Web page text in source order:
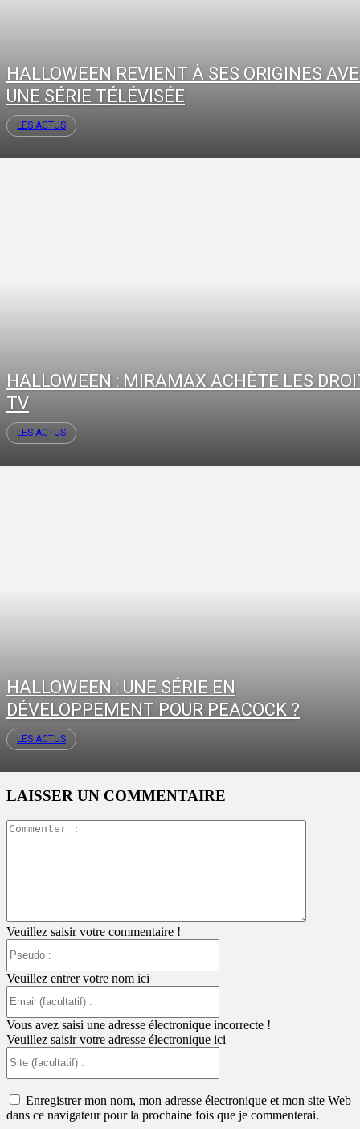
HALLOWEEN REVIENT À SES ORIGINES
UNE SÉRIE TÉLÉVISÉE
LES ACTUS
HALLOWEEN : MIRAMAX ACHÈTE LES
TV
LES ACTUS
HALLOWEEN : UNE SÉRIE EN
DÉVELOPPEMENT POUR PEACOCK ?
LES ACTUS
LAISSER UN COMMENTAIRE
Veuillez saisir votre commentaire !
Veuillez entrer votre nom ici
:
Vous avez saisi une adresse électronique incorrecte !
Veuillez saisir votre adresse électronique ici
:
Enregistrer mon nom, mon adresse électronique et mon site Web
dans ce navigateur pour la prochaine fois que je commenterai.